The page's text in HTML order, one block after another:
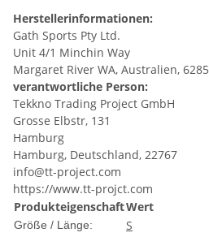
Herstellerinformationen:
Gath Sports Pty Ltd.
Unit 4/1 Minchin Way
Margaret River WA, Australien, 6285
verantwortliche Person:
Tekkno Trading Project GmbH
Grosse Elbstr, 131
Hamburg
Hamburg, Deutschland, 22767
info@tt-project.com
https://www.tt-projct.com
ProdukteigenschaftWert
Größe / Länge: S